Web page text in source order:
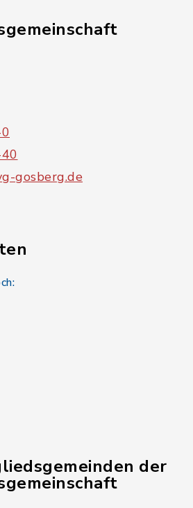
gosberg.de
der